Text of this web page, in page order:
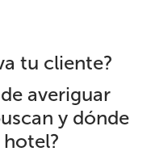
tu cliente?
averiguar
y dónde